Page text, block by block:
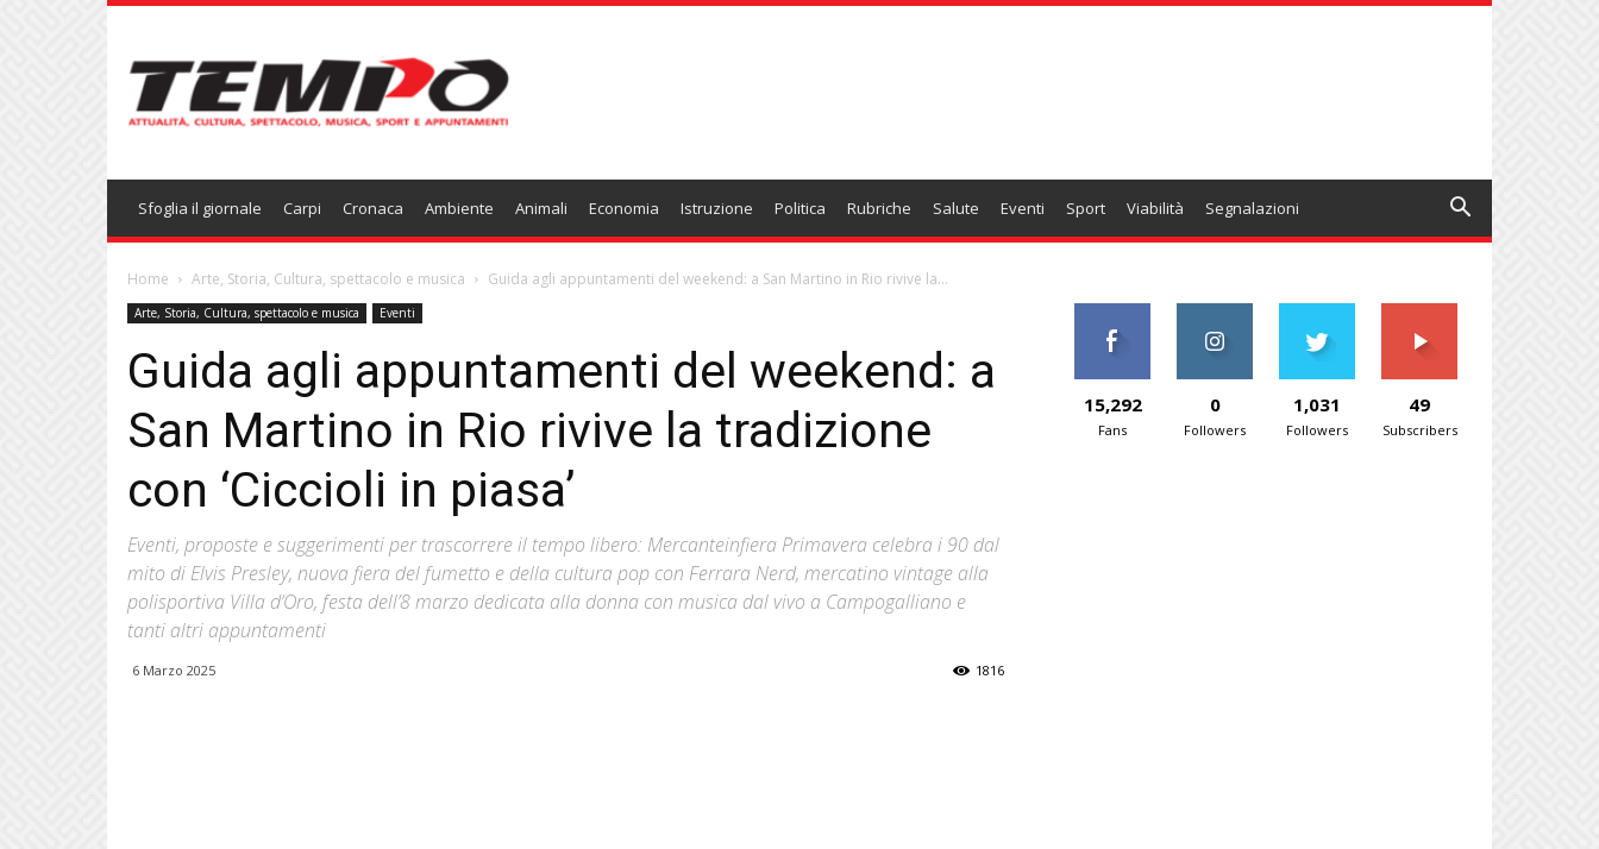
Sfoglia il giornale Carpi Cronaca Ambiente Animali Economia Istruzione Politica Rubriche Salute Eventi Sport Viabilità Segnalazioni
Home Arte, Storia, Cultura, spettacolo e musica Guida agli appuntamenti del weekend: a San Martino in Rio rivive la...
Arte, Storia, Cultura, spettacolo e musica Eventi
Guida agli appuntamenti del weekend: a
San Martino in Rio rivive la tradizione
con ‘Ciccioli in piasa’
Eventi, proposte e suggerimenti per trascorrere il tempo libero: Mercanteinfiera Primavera celebra i 90 dal
mito di Elvis Presley, nuova fiera del fumetto e della cultura pop con Ferrara Nerd, mercatino vintage alla
polisportiva Villa d’Oro, festa dell’8 marzo dedicata alla donna con musica dal vivo a Campogalliano e
tanti altri appuntamenti
6 Marzo 2025 1816
15,292
Fans
0
Followers
1,031
Followers
49
Subscribers